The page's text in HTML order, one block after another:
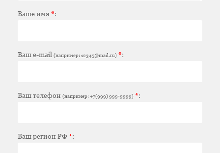
Ваше имя*:
Ваш e-mail (например: 12345@mail.ru) *:
Ваш телефон (например: +7(999) 999-9999) *:
Ваш регион РФ*: